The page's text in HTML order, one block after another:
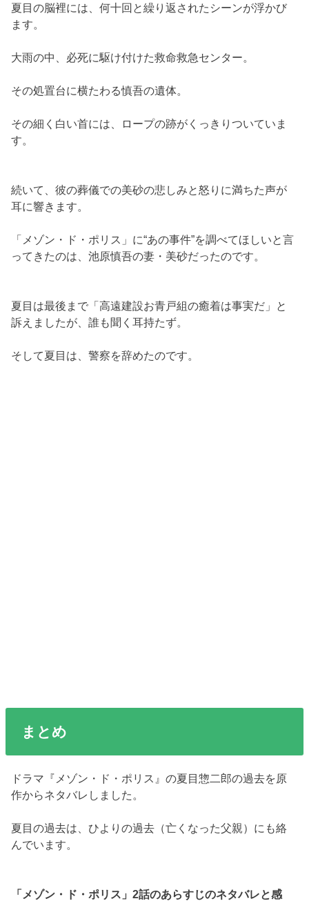
夏目の脳裡には、何十回と繰り返されたシーンが浮かび
ます。
大雨の中、必死に駆け付けた救命救急センター。
その処置台に横たわる慎吾の遺体。
その細く白い首には、ロープの跡がくっきりついていま
す。
続いて、彼の葬儀での美砂の悲しみと怒りに満ちた声が
耳に響きます。
「メゾン・ド・ポリス」に“あの事件”を調べてほしいと言
ってきたのは、池原慎吾の妻・美砂だったのです。
夏目は最後まで「高遠建設お青戸組の癒着は事実だ」と
訴えましたが、誰も聞く耳持たず。
そして夏目は、警察を辞めたのです。
まとめ
ドラマ『メゾン・ド・ポリス』の夏目惣二郎の過去を原
作からネタバレしました。
夏目の過去は、ひよりの過去（亡くなった父親）にも絡
んでいます。
「メゾン・ド・ポリス」2話のあらすじのネタバレと感